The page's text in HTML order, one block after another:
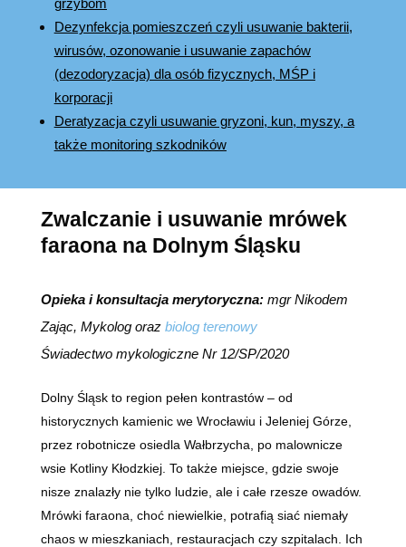
Dezynfekcja pomieszczeń czyli usuwanie bakterii,
wirusów, ozonowanie i usuwanie zapachów
(dezodoryzacja) dla osób fizycznych, MŚP i
korporacji
Deratyzacja czyli usuwanie gryzoni, kun, myszy, a
także monitoring szkodników
Zwalczanie i usuwanie mrówek
faraona na Dolnym Śląsku
Opieka i konsultacja merytoryczna:mgr Nikodem
Zając, Mykolog oraz biolog terenowy
Świadectwo mykologiczne Nr 12/SP/2020
Dolny Śląsk to region pełen kontrastów – od
historycznych kamienic we Wrocławiu i Jeleniej Górze,
przez robotnicze osiedla Wałbrzycha, po malownicze
wsie Kotliny Kłodzkiej. To także miejsce, gdzie swoje
nisze znalazły nie tylko ludzie, ale i całe rzesze owadów.
Mrówki faraona, choć niewielkie, potrafią siać niemały
chaos w mieszkaniach, restauracjach czy szpitalach. Ich